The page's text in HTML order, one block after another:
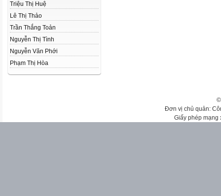
Triệu Thị Huệ
Lê Thị Thảo
Trần Thắng Toản
Nguyễn Thị Tình
Nguyễn Văn Phới
Phạm Thị Hòa
Đơn vị chủ quản:
Giấy phép mạng